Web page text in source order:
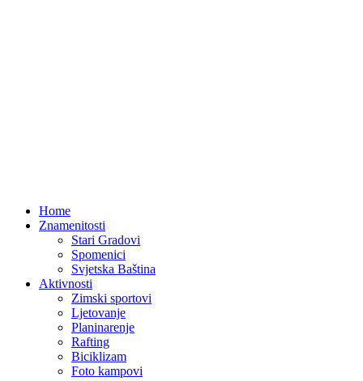
Home
Znamenitosti
Stari Gradovi
Spomenici
Svjetska Baština
Aktivnosti
Zimski sportovi
Ljetovanje
Planinarenje
Rafting
Biciklizam
Foto kampovi